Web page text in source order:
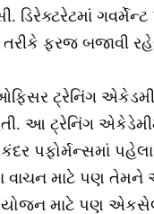
ગવર્મેન્ટ
ફરજ બજાવી
ટ્રેનિંગ એકેડમી
આ ટ્રેનિંગ
પફોર્મન્સમાં
વાચન માટે પણ
માટે પણ